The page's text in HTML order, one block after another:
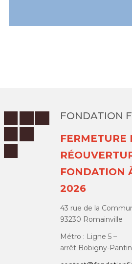
FONDATION
FERMETURE
FONDATION
2026
43 rue de la
93230 Romainville
Métro : Ligne 5 –
arrêt Bobigny-